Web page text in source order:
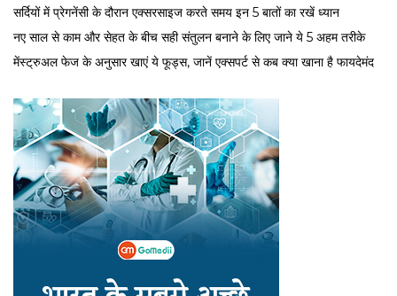
सर्द‍ियों में प्रेगनेंसी के दौरान एक्सरसाइज करते समय इन 5 बातों का रखें ध्यान
नए साल से काम और सेहत के बीच सही संतुलन बनाने के लिए जाने ये 5 अहम तरीके
मेंस्ट्रुअल फेज के अनुसार खाएं ये फूड्स, जानें एक्सपर्ट से कब क्या खाना है फायदेमंद